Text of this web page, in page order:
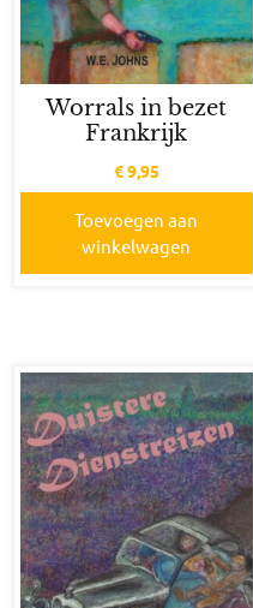
Worrals in bezet
Frankrijk
€9,95
Toevoegen aan
winkelwagen